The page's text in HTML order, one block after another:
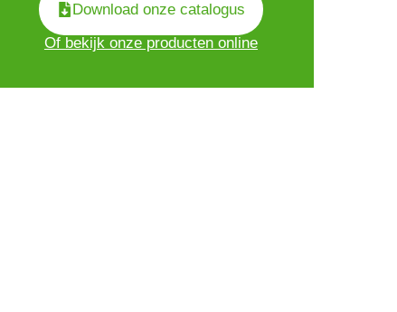
Download onze catalogus
Of bekijk onze producten online